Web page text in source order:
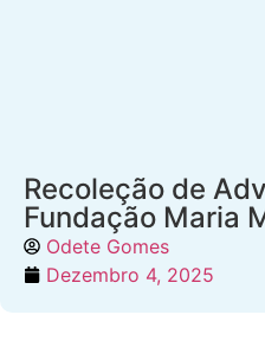
Recoleção de
Fundação Maria
Odete Gomes
Dezembro 4, 2025